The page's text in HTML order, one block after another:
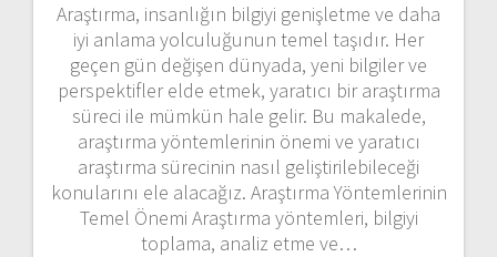
Araştırma, insanlığın bilgiyi genişletme ve daha
iyi anlama yolculuğunun temel taşıdır. Her
geçen gün değişen dünyada, yeni bilgiler ve
perspektifler elde etmek, yaratıcı bir araştırma
süreci ile mümkün hale gelir. Bu makalede,
araştırma yöntemlerinin önemi ve yaratıcı
araştırma sürecinin nasıl geliştirilebileceği
konularını ele alacağız. Araştırma Yöntemlerinin
Temel Önemi Araştırma yöntemleri, bilgiyi
toplama, analiz etme ve…